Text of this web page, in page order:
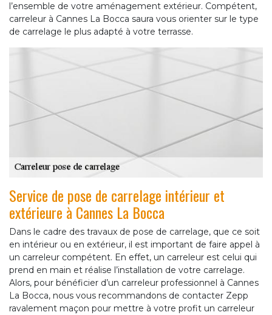
l’ensemble de votre aménagement extérieur. Compétent,
carreleur à Cannes La Bocca saura vous orienter sur le type
de carrelage le plus adapté à votre terrasse.
Service de pose de carrelage intérieur et
extérieure à Cannes La Bocca
Dans le cadre des travaux de pose de carrelage, que ce soit
en intérieur ou en extérieur, il est important de faire appel à
un carreleur compétent. En effet, un carreleur est celui qui
prend en main et réalise l’installation de votre carrelage.
Alors, pour bénéficier d’un carreleur professionnel à Cannes
La Bocca, nous vous recommandons de contacter Zepp
ravalement maçon pour mettre à votre profit un carreleur